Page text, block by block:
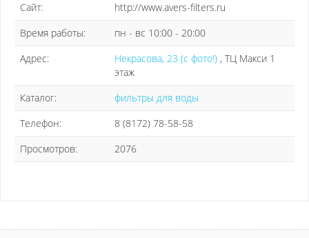
Сайт:
http://www.avers-filters.ru
Время работы:
пн - вс 10:00 - 20:00
Адрес:
Некрасова, 23 (с фото!) , ТЦ Макси 1
этаж
Каталог:
фильтры для воды
Телефон:
8 (8172) 78-58-58
Просмотров:
2076